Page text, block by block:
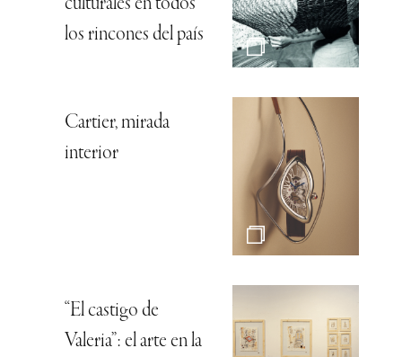
culturales en todos
los rincones del país
Cartier, mirada
interior
“El castigo de
Valeria”: el arte en la